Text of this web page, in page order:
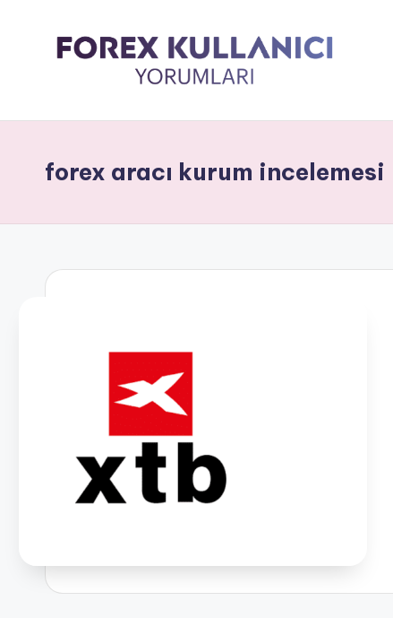
forex aracı kurum incelemesi